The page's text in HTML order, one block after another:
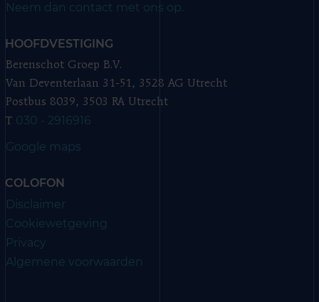
Neem dan contact met ons op.
HOOFDVESTIGING
Berenschot Groep B.V.
Van Deventerlaan 31-51, 3528 AG Utrecht
Postbus 8039, 3503 RA Utrecht
T 030 - 2916916
Google maps
COLOFON
Disclaimer
Cookiewetgeving
Privacy
Algemene voorwaarden